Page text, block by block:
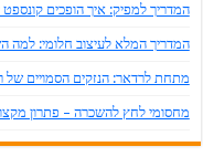
המדריך למפיק: איך הופכים
המדריך המלא לעיצוב חלומי: למה
מתחת לרדאר: הנזקים הסמויים של
מחסומי לחץ להשכרה – פתרון